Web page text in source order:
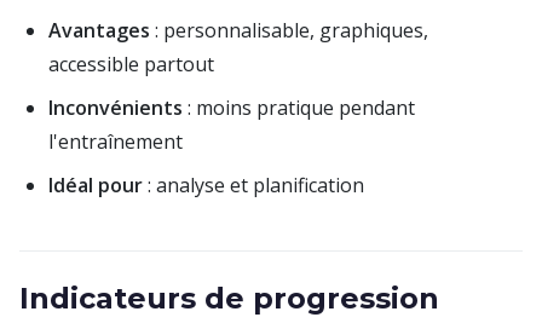
Avantages : personnalisable, graphiques,
accessible partout
Inconvénients : moins pratique pendant
l'entraînement
Idéal pour: analyse et planification
Indicateurs de progression